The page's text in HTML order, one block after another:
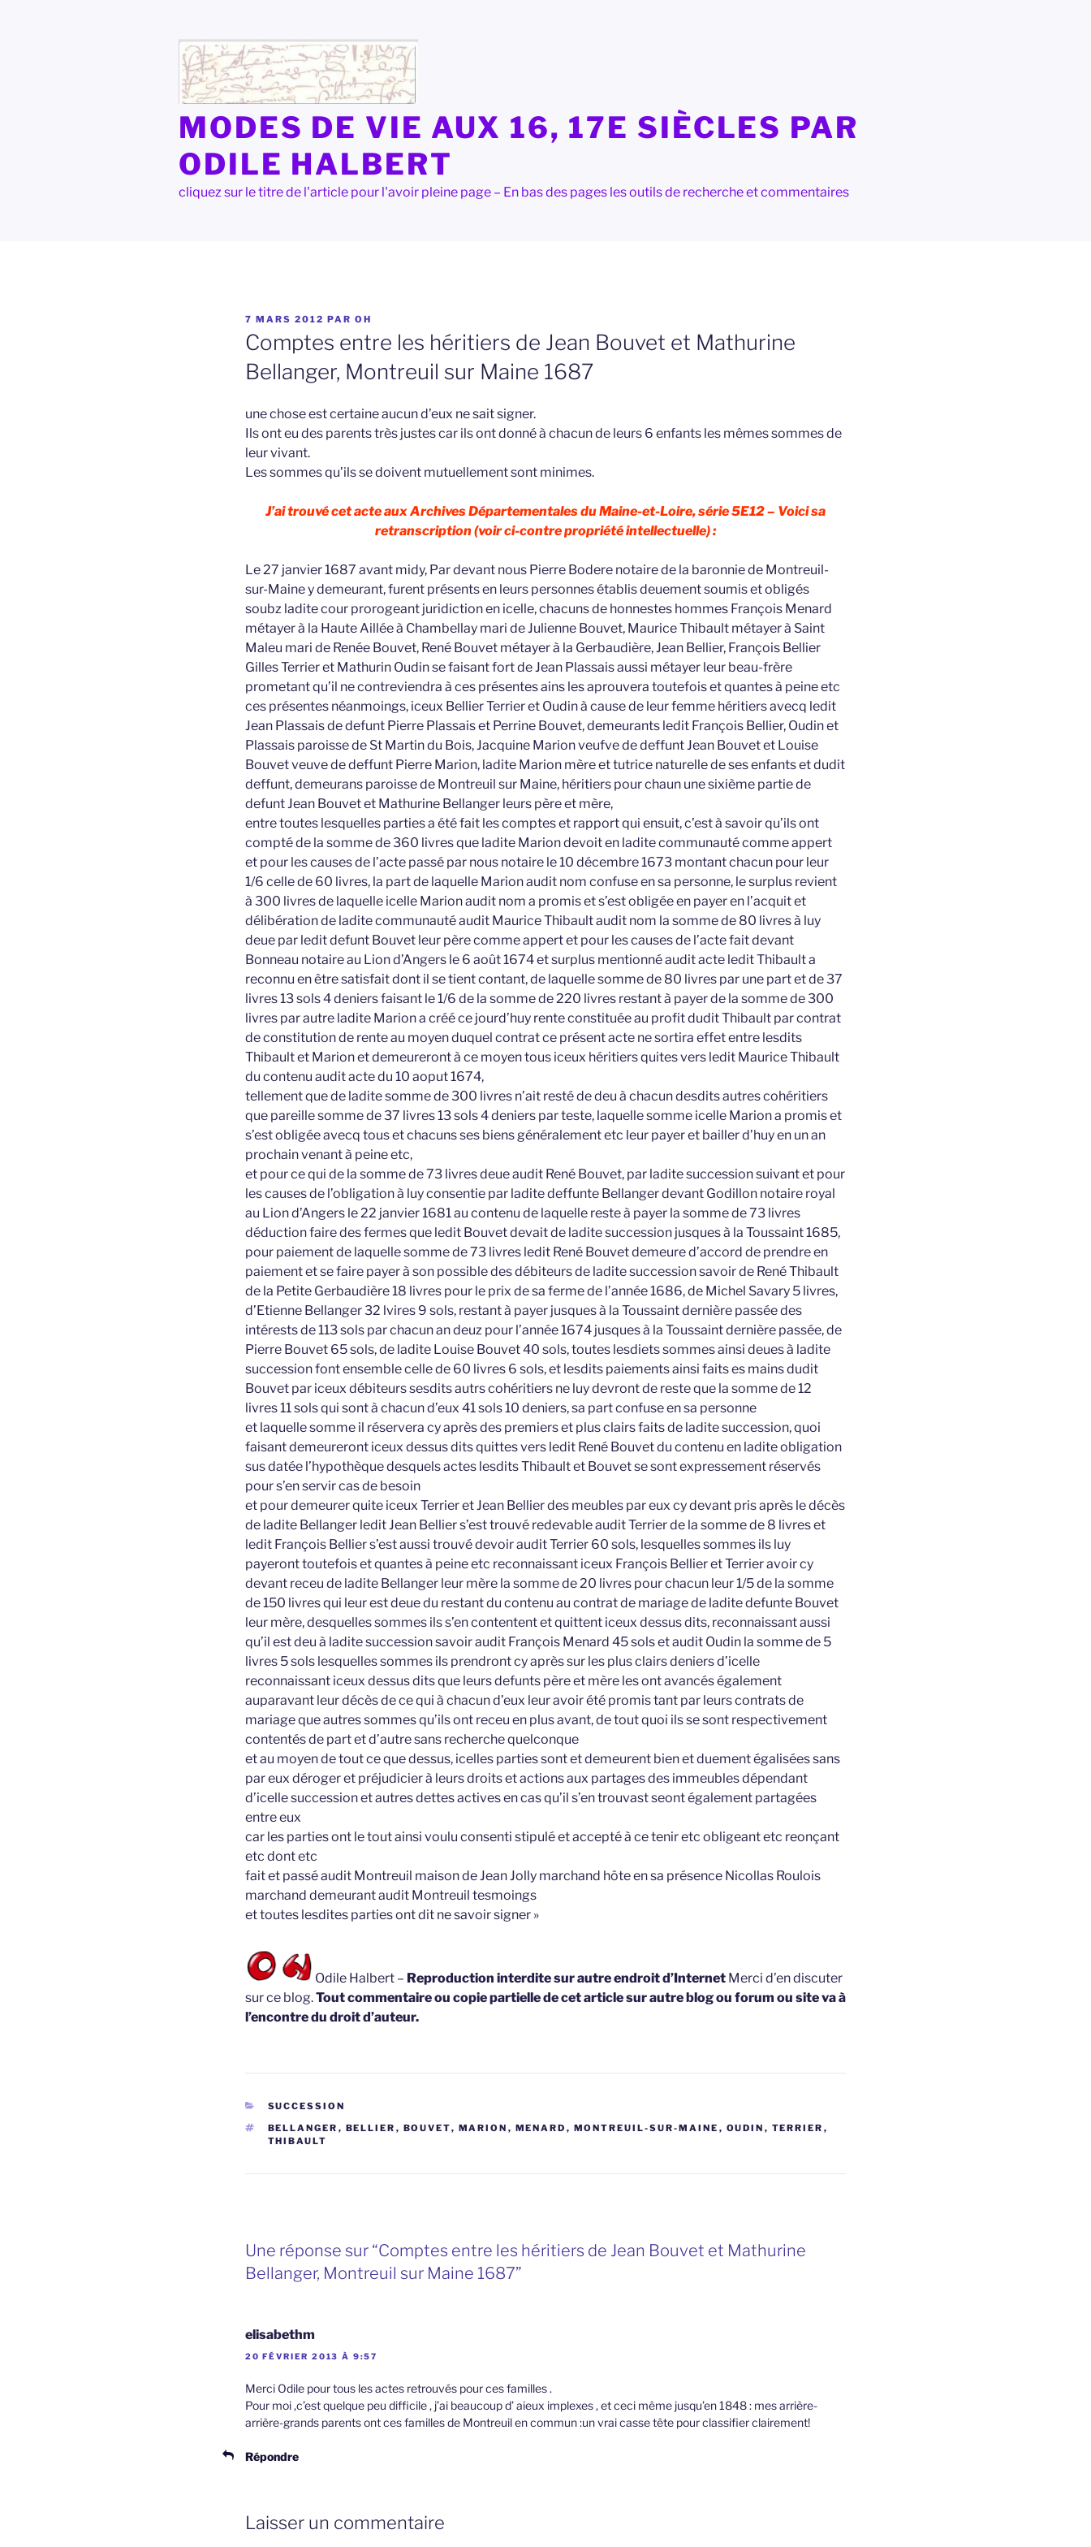
MODES DE VIE AUX 16, 17E SIÈCLES PAR
ODILE HALBERT
cliquez sur le titre de l'article pour l'avoir pleine page – En bas des pages les outils de recherche et commentaires
PUBLIÉ
LE
7 MARS 2012 PAR OH
Comptes entre les héritiers de Jean Bouvet et Mathurine
Bellanger, Montreuil sur Maine 1687
une chose est certaine aucun d’eux ne sait signer.
Ils ont eu des parents très justes car ils ont donné à chacun de leurs 6 enfants les mêmes sommes de
leur vivant.
Les sommes qu’ils se doivent mutuellement sont minimes.
J’ai trouvé cet acte aux Archives Départementales du Maine-et-Loire, série 5E12 – Voici sa
retranscription (voir ci-contre propriété intellectuelle) :
Le 27 janvier 1687 avant midy, Par devant nous Pierre Bodere notaire de la baronnie de Montreuil-
sur-Maine y demeurant, furent présents en leurs personnes établis deuement soumis et obligés
soubz ladite cour prorogeant juridiction en icelle, chacuns de honnestes hommes François Menard
métayer à la Haute Aillée à Chambellay mari de Julienne Bouvet, Maurice Thibault métayer à Saint
Maleu mari de Renée Bouvet, René Bouvet métayer à la Gerbaudière, Jean Bellier, François Bellier
Gilles Terrier et Mathurin Oudin se faisant fort de Jean Plassais aussi métayer leur beau-frère
prometant qu’il ne contreviendra à ces présentes ains les aprouvera toutefois et quantes à peine etc
ces présentes néanmoings, iceux Bellier Terrier et Oudin à cause de leur femme héritiers avecq ledit
Jean Plassais de defunt Pierre Plassais et Perrine Bouvet, demeurants ledit François Bellier, Oudin et
Plassais paroisse de St Martin du Bois, Jacquine Marion veufve de deffunt Jean Bouvet et Louise
Bouvet veuve de deffunt Pierre Marion, ladite Marion mère et tutrice naturelle de ses enfants et dudit
deffunt, demeurans paroisse de Montreuil sur Maine, héritiers pour chaun une sixième partie de
defunt Jean Bouvet et Mathurine Bellanger leurs père et mère,
entre toutes lesquelles parties a été fait les comptes et rapport qui ensuit, c’est à savoir qu’ils ont
compté de la somme de 360 livres que ladite Marion devoit en ladite communauté comme appert
et pour les causes de l’acte passé par nous notaire le 10 décembre 1673 montant chacun pour leur
1/6 celle de 60 livres, la part de laquelle Marion audit nom confuse en sa personne, le surplus revient
à 300 livres de laquelle icelle Marion audit nom a promis et s’est obligée en payer en l’acquit et
délibération de ladite communauté audit Maurice Thibault audit nom la somme de 80 livres à luy
deue par ledit defunt Bouvet leur père comme appert et pour les causes de l’acte fait devant
Bonneau notaire au Lion d’Angers le 6 août 1674 et surplus mentionné audit acte ledit Thibault a
reconnu en être satisfait dont il se tient contant, de laquelle somme de 80 livres par une part et de 37
livres 13 sols 4 deniers faisant le 1/6 de la somme de 220 livres restant à payer de la somme de 300
livres par autre ladite Marion a créé ce jourd’huy rente constituée au profit dudit Thibault par contrat
de constitution de rente au moyen duquel contrat ce présent acte ne sortira effet entre lesdits
Thibault et Marion et demeureront à ce moyen tous iceux héritiers quites vers ledit Maurice Thibault
du contenu audit acte du 10 aoput 1674,
tellement que de ladite somme de 300 livres n’ait resté de deu à chacun desdits autres cohéritiers
que pareille somme de 37 livres 13 sols 4 deniers par teste, laquelle somme icelle Marion a promis et
s’est obligée avecq tous et chacuns ses biens généralement etc leur payer et bailler d’huy en un an
prochain venant à peine etc,
et pour ce qui de la somme de 73 livres deue audit René Bouvet, par ladite succession suivant et pour
les causes de l’obligation à luy consentie par ladite deffunte Bellanger devant Godillon notaire royal
au Lion d’Angers le 22 janvier 1681 au contenu de laquelle reste à payer la somme de 73 livres
déduction faire des fermes que ledit Bouvet devait de ladite succession jusques à la Toussaint 1685,
pour paiement de laquelle somme de 73 livres ledit René Bouvet demeure d’accord de prendre en
paiement et se faire payer à son possible des débiteurs de ladite succession savoir de René Thibault
de la Petite Gerbaudière 18 livres pour le prix de sa ferme de l’année 1686, de Michel Savary 5 livres,
d’Etienne Bellanger 32 lvires 9 sols, restant à payer jusques à la Toussaint dernière passée des
intérests de 113 sols par chacun an deuz pour l’année 1674 jusques à la Toussaint dernière passée, de
Pierre Bouvet 65 sols, de ladite Louise Bouvet 40 sols, toutes lesdiets sommes ainsi deues à ladite
succession font ensemble celle de 60 livres 6 sols, et lesdits paiements ainsi faits es mains dudit
Bouvet par iceux débiteurs sesdits autrs cohéritiers ne luy devront de reste que la somme de 12
livres 11 sols qui sont à chacun d’eux 41 sols 10 deniers, sa part confuse en sa personne
et laquelle somme il réservera cy après des premiers et plus clairs faits de ladite succession, quoi
faisant demeureront iceux dessus dits quittes vers ledit René Bouvet du contenu en ladite obligation
sus datée l’hypothèque desquels actes lesdits Thibault et Bouvet se sont expressement réservés
pour s’en servir cas de besoin
et pour demeurer quite iceux Terrier et Jean Bellier des meubles par eux cy devant pris après le décès
de ladite Bellanger ledit Jean Bellier s’est trouvé redevable audit Terrier de la somme de 8 livres et
ledit François Bellier s’est aussi trouvé devoir audit Terrier 60 sols, lesquelles sommes ils luy
payeront toutefois et quantes à peine etc reconnaissant iceux François Bellier et Terrier avoir cy
devant receu de ladite Bellanger leur mère la somme de 20 livres pour chacun leur 1/5 de la somme
de 150 livres qui leur est deue du restant du contenu au contrat de mariage de ladite defunte Bouvet
leur mère, desquelles sommes ils s’en contentent et quittent iceux dessus dits, reconnaissant aussi
qu’il est deu à ladite succession savoir audit François Menard 45 sols et audit Oudin la somme de 5
livres 5 sols lesquelles sommes ils prendront cy après sur les plus clairs deniers d’icelle
reconnaissant iceux dessus dits que leurs defunts père et mère les ont avancés également
auparavant leur décès de ce qui à chacun d’eux leur avoir été promis tant par leurs contrats de
mariage que autres sommes qu’ils ont receu en plus avant, de tout quoi ils se sont respectivement
contentés de part et d’autre sans recherche quelconque
et au moyen de tout ce que dessus, icelles parties sont et demeurent bien et duement égalisées sans
par eux déroger et préjudicier à leurs droits et actions aux partages des immeubles dépendant
d’icelle succession et autres dettes actives en cas qu’il s’en trouvast seont également partagées
entre eux
car les parties ont le tout ainsi voulu consenti stipulé et accepté à ce tenir etc obligeant etc reonçant
etc dont etc
fait et passé audit Montreuil maison de Jean Jolly marchand hôte en sa présence Nicollas Roulois
marchand demeurant audit Montreuil tesmoings
et toutes lesdites parties ont dit ne savoir signer »
Odile Halbert – Reproduction interdite sur autre endroit d’Internet Merci d’en discuter
sur ce blog.Tout commentaire ou copie partielle de cet article sur autre blog ou forum ou site va à
l’encontre du droit d’auteur.
CATÉGORIES
SUCCESSION
ÉTIQUETTES
BELLANGER , BELLIER , BOUVET, MARION , MENARD , MONTREUIL-SUR-MAINE , OUDIN , TERRIER ,
THIBAULT
Une réponse sur “Comptes entre les héritiers de Jean Bouvet et Mathurine
Bellanger, Montreuil sur Maine 1687”
elisabethm
20 FÉVRIER 2013 À 9:57
Merci Odile pour tous les actes retrouvés pour ces familles .
Pour moi ,c’est quelque peu difficile , j’ai beaucoup d’ aieux implexes , et ceci même jusqu’en 1848 : mes arrière-
arrière-grands parents ont ces familles de Montreuil en commun :un vrai casse tête pour classifier clairement!
Répondre
Laisser un commentaire